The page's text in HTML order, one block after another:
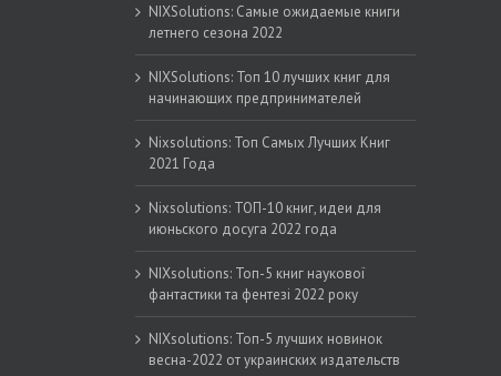
NIXSolutions: Самые ожидаемые книги
летнего сезона 2022
NIXSolutions: Топ 10 лучших книг для
начинающих предпринимателей
Nixsolutions: Топ Самых Лучших Книг
2021 Года
Nixsolutions: ТОП-10 книг, идеи для
июньского досуга 2022 года
NIXsolutions: Топ-5 книг наукової
фантастики та фентезі 2022 року
NIXsolutions: Топ-5 лучших новинок
весна-2022 от украинских издательств